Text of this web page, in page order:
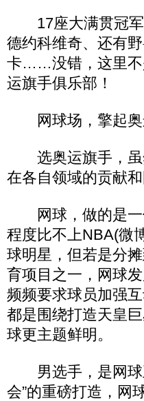
17座大满贯冠军
德约科维奇、还有
卡……没错，这里不
运旗手俱乐部！
网球场，擎起奥
选奥运旗手，虽
在各自领域的贡献和
网球，做的是一
程度比不上NBA(微
球明星，但若是分
育项目之一，网球
频频要求球员加强
都是围绕打造天皇
球更主题鲜明。
男选手，是网球
会”的重磅打造，网